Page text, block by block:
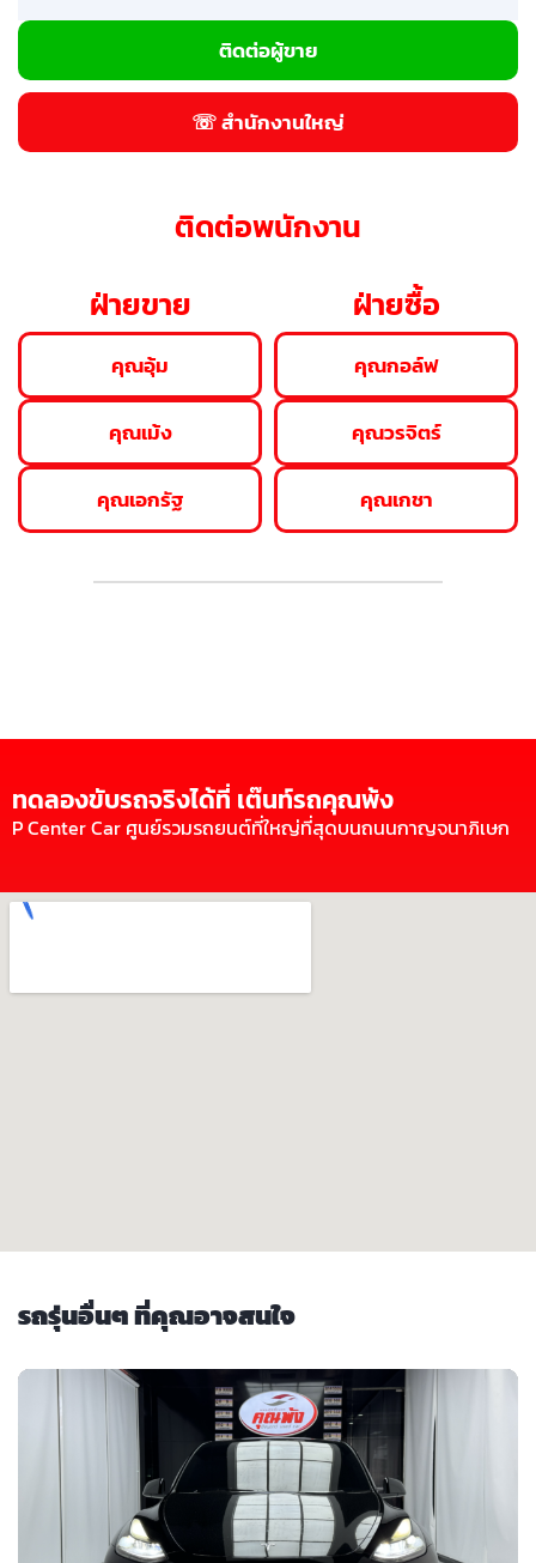
ติดต่อผู้ขาย
☏ สำนักงานใหญ่
ติดต่อพนักงาน
ฝ่ายขาย
คุณอุ้ม
คุณเม้ง
คุณเอกรัฐ
ฝ่ายซื้อ
คุณกอล์ฟ
คุณวรจิตร์
คุณเกชา
ทดลองขับรถจริงได้ที่ เต๊นท์รถคุณพ้ง
P Center Car ศูนย์รวมรถยนต์ที่ใหญ่ที่สุดบนถนนกาญจนาภิเษก
รถรุ่นอื่นๆ ที่คุณอาจสนใจ